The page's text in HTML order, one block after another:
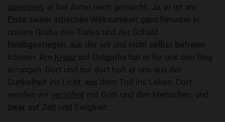
gesegnet, er hat Arme reich gemacht. Ja, er ist am
Ende seiner irdischen Wirksamkeit ganz hinunter in
unsere Grube des Todes und der Schuld
hinabgestiegen, aus der wir uns nicht selbst befreien
können. Am Kreuz auf Golgatha hat er für uns den Sieg
errungen. Dort und nur dort holt er uns aus der
Dunkelheit ins Licht, aus dem Tod ins Leben. Dort
werden wir versöhnt mit Gott und den Menschen, und
zwar auf Zeit und Ewigkeit.